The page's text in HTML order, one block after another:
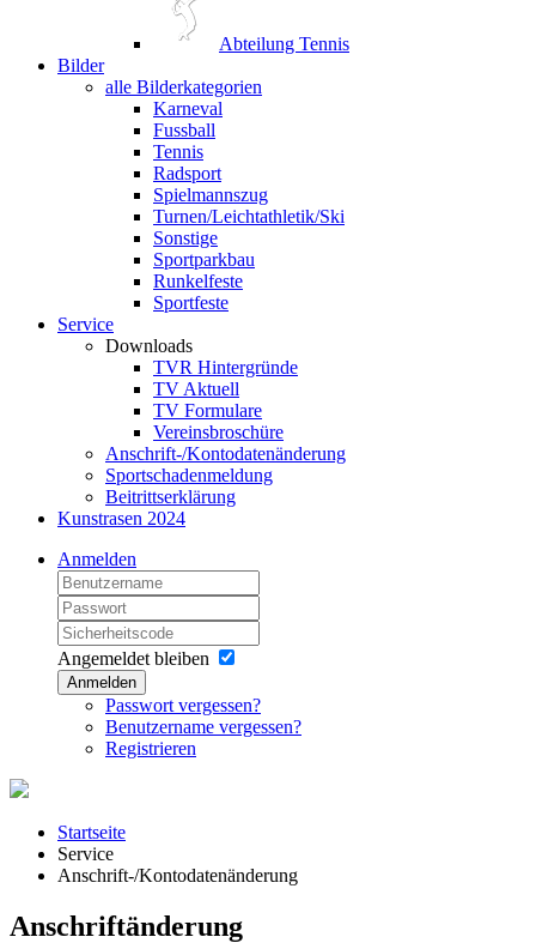
Abteilung Tennis
Bilder
alle Bilderkategorien
Karneval
Fussball
Tennis
Radsport
Spielmannszug
Turnen/Leichtathletik/Ski
Sonstige
Sportparkbau
Runkelfeste
Sportfeste
Service
Downloads
TVR Hintergründe
TV Aktuell
TV Formulare
Vereinsbroschüre
Anschrift-/Kontodatenänderung
Sportschadenmeldung
Beitrittserklärung
Kunstrasen 2024
Anmelden
Angemeldet bleiben
Anmelden
Passwort vergessen?
Benutzername vergessen?
Registrieren
Startseite
Service
Anschrift-/Kontodatenänderung
Anschriftänderung